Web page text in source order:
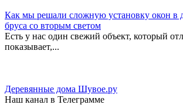
Как мы решали сложную установку окон в
бруса со вторым светом
Есть у нас один свежий объект, который
показывает,...
Деревянные дома Шувое.ру
Наш канал в Телеграмме